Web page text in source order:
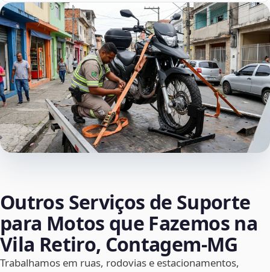
Outros Serviços de Suporte
para Motos que Fazemos na
Vila Retiro, Contagem‑MG
Trabalhamos em ruas, rodovias e estacionamentos,